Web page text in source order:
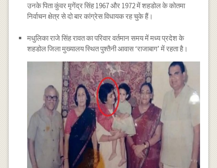
उनके पिता कुंवर मृगेंद्र सिंह 1967 और 1972 में शहडोल के कोतमा
निर्वाचन क्षेत्र से दो बार कांग्रेस विधायक रह चुके हैं।
मधुलिका राजे सिंह रावत का परिवार वर्तमान समय में मध्य प्रदेश के
शहडोल जिला मुख्यालय स्थित पुश्तैनी आवास ‘राजाबाग’ में रहता है।